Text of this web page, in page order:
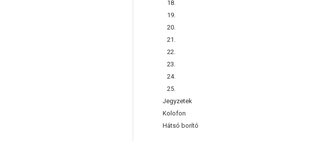
18.
19.
20.
21.
22.
23.
24.
25.
Jegyzetek
Kolofon
Hátsó borító